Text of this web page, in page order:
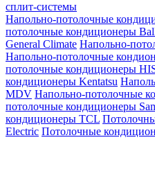
сплит-системы
Напольно-потолочные
потолочные кондиционеры
General Climate Напольно-
Напольно-потолочные
потолочные кондиционеры
кондиционеры Kentatsu
MDV Напольно-потолочные
потолочные кондиционеры
кондиционеры TCL
Electric Потолочные